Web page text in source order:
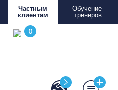
Частным
клиентам
Обучение
тренеров